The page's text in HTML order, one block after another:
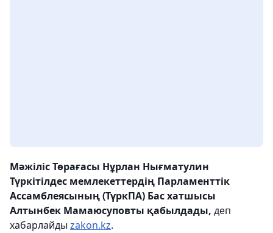
Мәжіліс Төрағасы Нұрлан Нығматулин
Түркітілдес мемлекеттердің Парламенттік
Ассамблеясының (ТүркПА) Бас хатшысы
Алтынбек Мамаюсуповты қабылдады, деп
хабарлайды zakon.kz.